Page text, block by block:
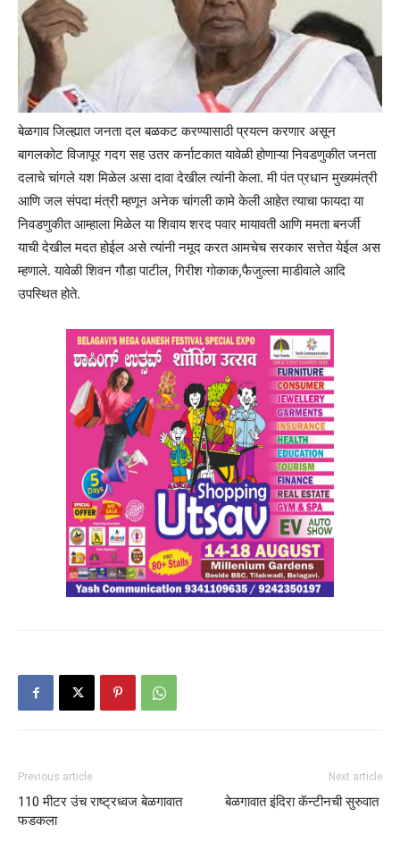
बेळगाव जिल्ह्यात जनता दल बळकट करण्यासाठी प्रयत्न करणार असून
बागलकोट विजापूर गदग सह उतर कर्नाटकात यावेळी होणाऱ्या निवडणुकीत जनता
दलाचे चांगले यश मिळेल असा दावा देखील त्यांनी केला. मी पंत प्रधान मुख्यमंत्री
आणि जल संपदा मंत्री म्हणून अनेक चांगली कामे केली आहेत त्याचा फायदा या
निवडणुकीत आम्हाला मिळेल या शिवाय शरद पवार मायावती आणि ममता बनर्जी
याची देखील मदत होईल असे त्यांनी नमूद करत आमचेच सरकार सत्तेत येईल अस
म्हणाले. यावेळी शिवन गौडा पाटील, गिरीश गोकाक,फैजुल्ला माडीवाले आदि
उपस्थित होते.
Previous article
110 मीटर उंच राष्ट्रध्वज बेळगावात
फडकला
Next article
बेळगावात इंदिरा कॅन्टीनची सुरुवात